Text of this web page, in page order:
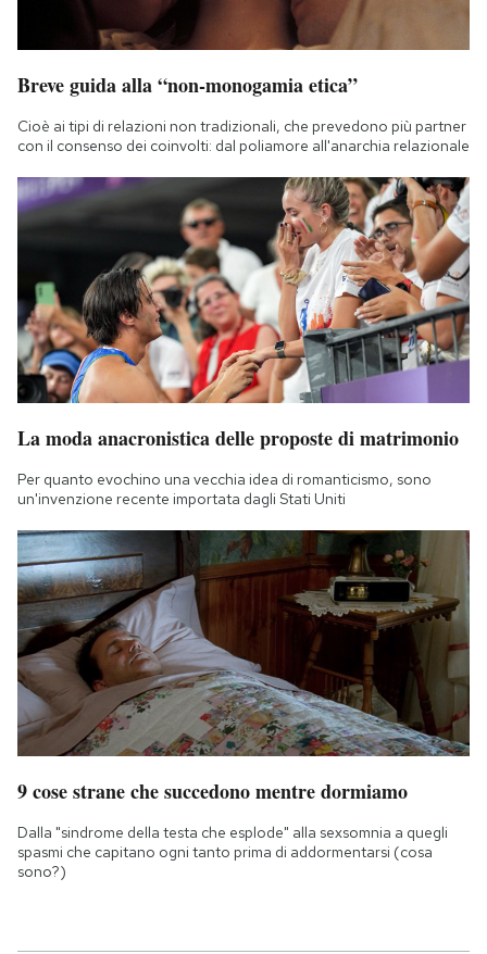
Breve guida alla “non-monogamia etica”
Cioè ai tipi di relazioni non tradizionali, che prevedono più partner
con il consenso dei coinvolti: dal poliamore all'anarchia relazionale
La moda anacronistica delle proposte di matrimonio
Per quanto evochino una vecchia idea di romanticismo, sono
un'invenzione recente importata dagli Stati Uniti
9 cose strane che succedono mentre dormiamo
Dalla "sindrome della testa che esplode" alla sexsomnia a quegli
spasmi che capitano ogni tanto prima di addormentarsi (cosa
sono?)